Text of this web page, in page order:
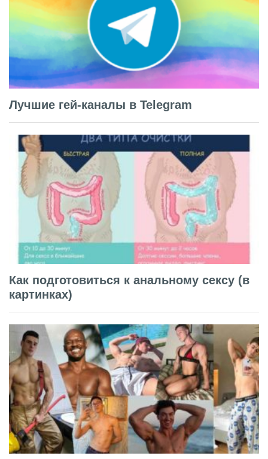
Лучшие гей-каналы в Telegram
Как подготовиться к анальному сексу (в
картинках)